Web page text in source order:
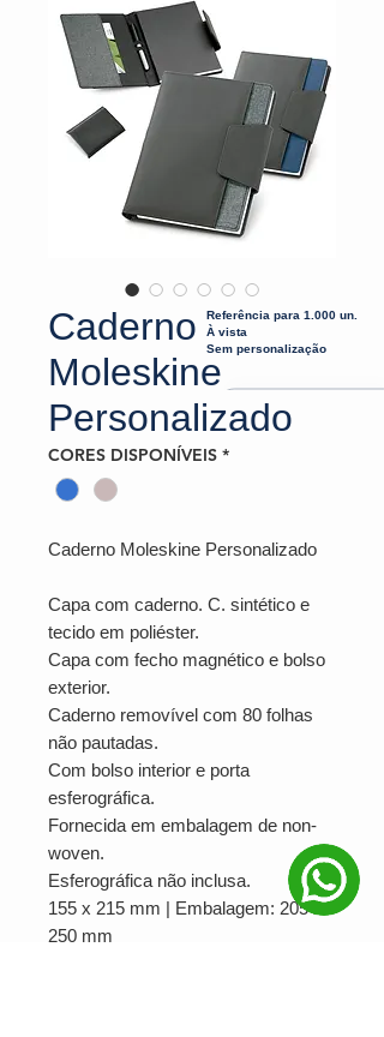
Caderno
Moleskine
Personalizado
CORES DISPONÍVEIS *
Caderno Moleskine Personalizado
Capa com caderno. C. sintético e
tecido em poliéster.
Capa com fecho magnético e bolso
exterior.
Caderno removível com 80 folhas
não pautadas.
Com bolso interior e porta
esferográfica.
Fornecida em embalagem de non-
woven.
Esferográfica não inclusa.
155 x 215 mm | Embalagem: 205 x
250 mm
Referência para 1.000 un.
À vista
Sem personalização